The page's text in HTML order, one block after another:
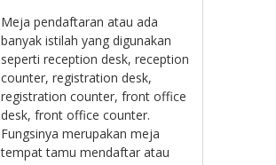
Meja pendaftaran atau ada
banyak istilah yang digunakan
seperti reception desk, reception
counter, registration desk,
registration counter, front office
desk, front office counter.
Fungsinya merupakan meja
tempat tamu mendaftar atau